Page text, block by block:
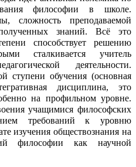
философии в школе.
сложность преподаваемой
знаний. Всё это
способствует решению
сталкивается учитель
деятельности.
ступени обучения (основная
дисциплина, это
на профильном уровне.
учащимися философских
требований к уровню
изучения обществознания на
философии как научной